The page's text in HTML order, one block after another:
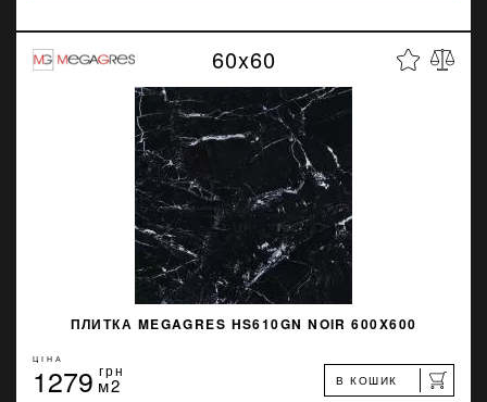
60x60
ПЛИТКА MEGAGRES HS610GN NOIR 600X600
ЦІНА
1279 грн
м2 В КОШИК